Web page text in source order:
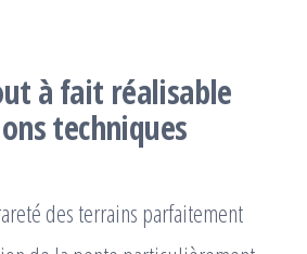
à fait réalisable
techniques
des terrains parfaitement